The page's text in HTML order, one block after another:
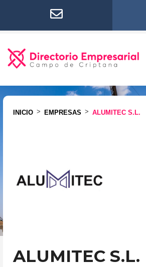
INICIO > EMPRESAS > ALUMITEC S.L.
ALUMITEC S.L.